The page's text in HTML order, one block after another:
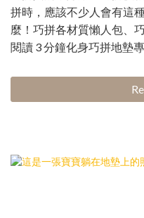
拼時，應該不少人會有這
麼！巧拼各材質懶人包、
閱讀 3 分鐘化身巧拼地墊專